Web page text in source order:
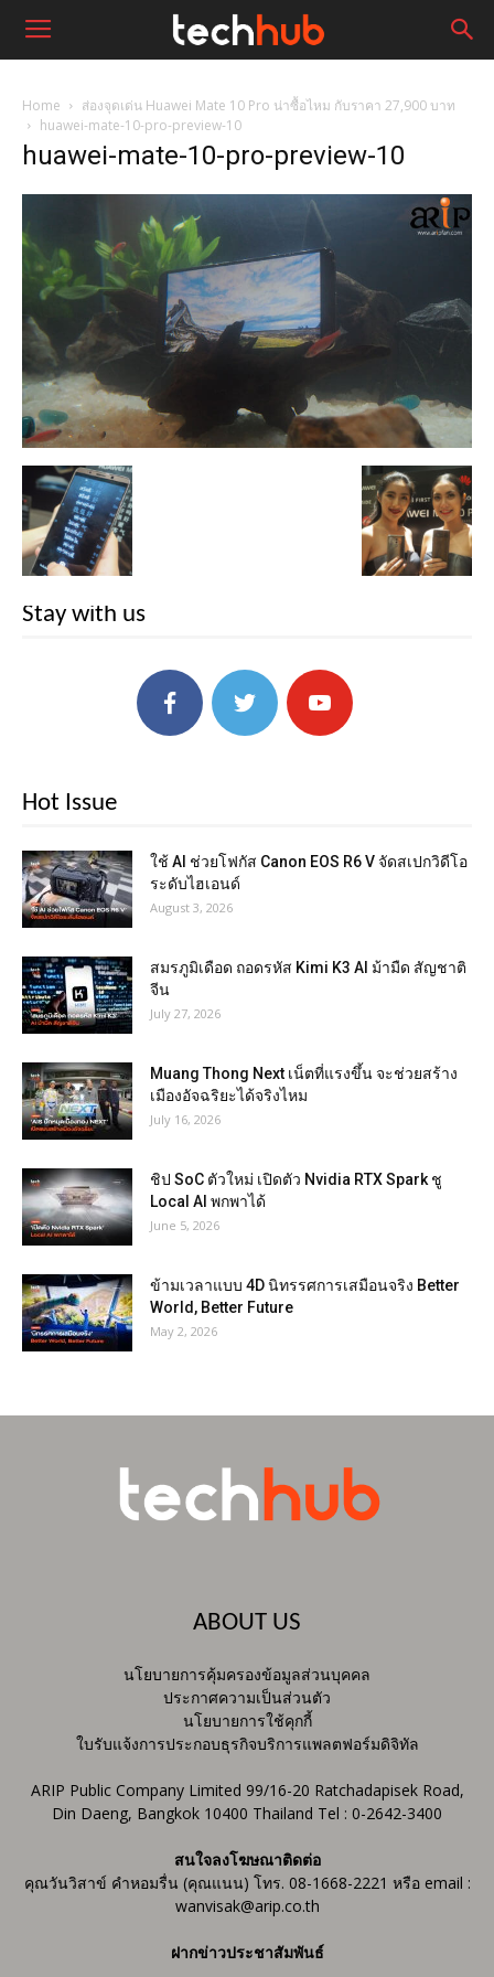
Home
ส่องจุดเด่น Huawei Mate 10 Pro น่าซื้อไหม กับราคา 27,900 บาท
huawei-mate-10-pro-preview-10
huawei-mate-10-pro-preview-10
Stay with us
Hot Issue
ใช้ AI ช่วยโฟกัส Canon EOS R6 V จัดสเปกวิดีโอ
ระดับไฮเอนด์
August 3, 2026
สมรภูมิเดือด ถอดรหัส Kimi K3 AI ม้ามืด สัญชาติ
จีน
July 27, 2026
Muang Thong Next เน็ตที่แรงขึ้น จะช่วยสร้าง
เมืองอัจฉริยะได้จริงไหม
July 16, 2026
ชิป SoC ตัวใหม่ เปิดตัว Nvidia RTX Spark ชู
Local AI พกพาได้
June 5, 2026
ข้ามเวลาแบบ 4D นิทรรศการเสมือนจริง Better
World, Better Future
May 2, 2026
ABOUT US
นโยบายการคุ้มครองข้อมูลส่วนบุคคล
ประกาศความเป็นส่วนตัว
นโยบายการใช้คุกกี้
ใบรับแจ้งการประกอบธุรกิจบริการแพลตฟอร์มดิจิทัล
ARIP Public Company Limited 99/16-20 Ratchadapisek Road,
Din Daeng, Bangkok 10400 Thailand Tel : 0-2642-3400
สนใจลงโฆษณาติดต่อ
คุณวันวิสาข์ คำหอมรื่น (คุณแนน) โทร. 08-1668-2221 หรือ email :
wanvisak@arip.co.th
ฝากข่าวประชาสัมพันธ์